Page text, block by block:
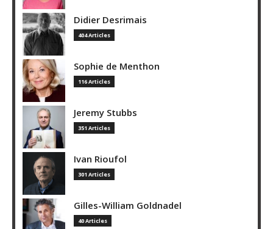
Didier Desrimais
404 Articles
Sophie de Menthon
116 Articles
Jeremy Stubbs
351 Articles
Ivan Rioufol
301 Articles
Gilles-William Goldnadel
40 Articles